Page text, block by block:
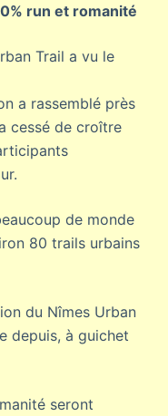
run et romanité
Trail a vu le
a rassemblé près
cessé de croître
de monde
80 trails urbains
du Nîmes Urban
depuis, à guichet
seront